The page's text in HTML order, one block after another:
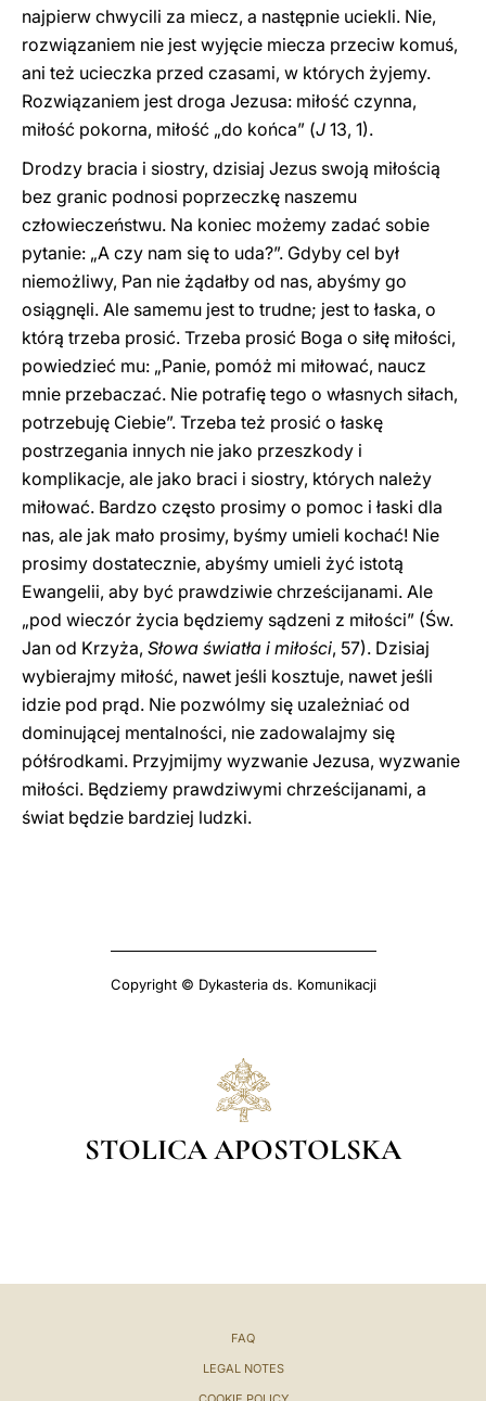
najpierw chwycili za miecz, a następnie uciekli. Nie,
rozwiązaniem nie jest wyjęcie miecza przeciw komuś,
ani też ucieczka przed czasami, w których żyjemy.
Rozwiązaniem jest droga Jezusa: miłość czynna,
miłość pokorna, miłość „do końca” (J 13, 1).
Drodzy bracia i siostry, dzisiaj Jezus swoją miłością
bez granic podnosi poprzeczkę naszemu
człowieczeństwu. Na koniec możemy zadać sobie
pytanie: „A czy nam się to uda?”. Gdyby cel był
niemożliwy, Pan nie żądałby od nas, abyśmy go
osiągnęli. Ale samemu jest to trudne; jest to łaska, o
którą trzeba prosić. Trzeba prosić Boga o siłę miłości,
powiedzieć mu: „Panie, pomóż mi miłować, naucz
mnie przebaczać. Nie potrafię tego o własnych siłach,
potrzebuję Ciebie”. Trzeba też prosić o łaskę
postrzegania innych nie jako przeszkody i
komplikacje, ale jako braci i siostry, których należy
miłować. Bardzo często prosimy o pomoc i łaski dla
nas, ale jak mało prosimy, byśmy umieli kochać! Nie
prosimy dostatecznie, abyśmy umieli żyć istotą
Ewangelii, aby być prawdziwie chrześcijanami. Ale
„pod wieczór życia będziemy sądzeni z miłości” (Św.
Jan od Krzyża, Słowa światła i miłości, 57). Dzisiaj
wybierajmy miłość, nawet jeśli kosztuje, nawet jeśli
idzie pod prąd. Nie pozwólmy się uzależniać od
dominującej mentalności, nie zadowalajmy się
półśrodkami. Przyjmijmy wyzwanie Jezusa, wyzwanie
miłości. Będziemy prawdziwymi chrześcijanami, a
świat będzie bardziej ludzki.
Copyright © Dykasteria ds. Komunikacji
STOLICA APOSTOLSKA
FAQ
LEGAL NOTES